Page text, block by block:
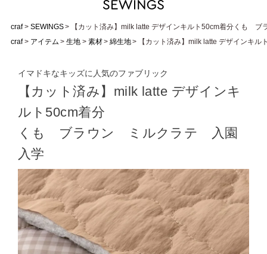
craf SEWINGS
【カット済み】milk latte デザインキルト50cm着分くも
craf
アイテム 生地 素材 綿生地 【カット済み】milk latte デザイン
イマドキなキッズに人気のファブリック
【カット済み】milk latte デザインキ
ルト50cm着分
くも ブラウン ミルクラテ 入園
入学